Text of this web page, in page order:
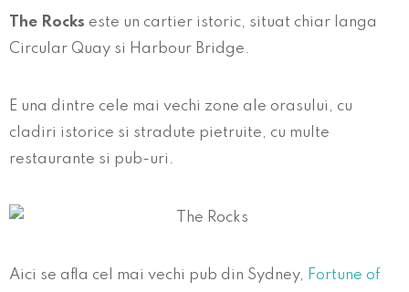
The Rocks este un cartier istoric, situat chiar langa
Circular Quay si Harbour Bridge.
E una dintre cele mai vechi zone ale orasului, cu
cladiri istorice si stradute pietruite, cu multe
restaurante si pub-uri.
Aici se afla cel mai vechi pub din Sydney, Fortune of